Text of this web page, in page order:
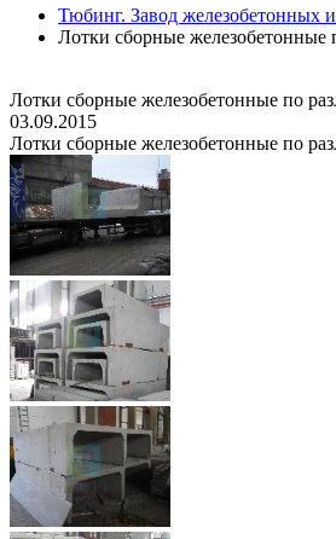
Тюбинг. Завод железобетонных
Лотки сборные
Лотки сборные железобетонные по
03.09.2015
Лотки сборные железобетонные по